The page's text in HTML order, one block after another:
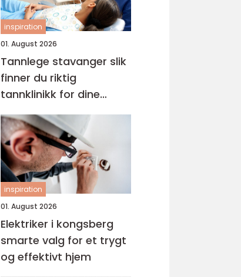
inspiration
01. August 2026
Tannlege stavanger slik
finner du riktig
tannklinikk for dine
behov
inspiration
01. August 2026
Elektriker i kongsberg
smarte valg for et trygt
og effektivt hjem